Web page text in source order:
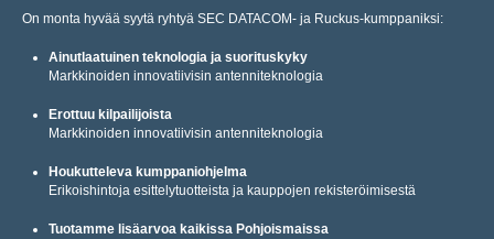
On monta hyvää syytä ryhtyä SEC DATACOM- ja Ruckus-kumppaniksi:
Ainutlaatuinen teknologia ja suorituskyky
Markkinoiden innovatiivisin antenniteknologia
Erottuu kilpailijoista
Markkinoiden innovatiivisin antenniteknologia
Houkutteleva kumppaniohjelma
Erikoishintoja esittelytuotteista ja kauppojen rekisteröimisestä
Tuotamme lisäarvoa kaikissa Pohjoismaissa